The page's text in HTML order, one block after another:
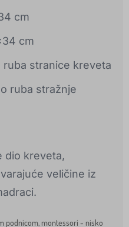
cm
cm
ruba stranice kreveta
ruba stražnje
dio kreveta,
veličine iz
podnicom, montessori - nisko